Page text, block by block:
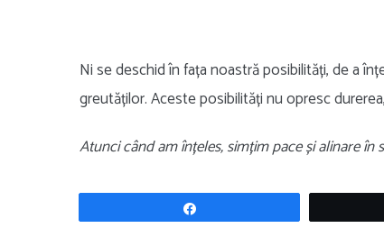
Ni se deschid în fața noastră posibilități, de a
greutăților. Aceste posibilități nu opresc
Atunci când am înțeles, simțim pace și alinare